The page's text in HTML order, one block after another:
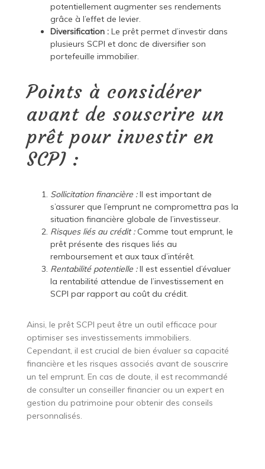
potentiellement augmenter ses rendements
grâce à l’effet de levier.
Diversification :Le prêt permet d’investir dans
plusieurs SCPI et donc de diversifier son
portefeuille immobilier.
Points à considérer
avant de souscrire un
prêt pour investir en
SCPI :
Sollicitation financière :Il est important de
s’assurer que l’emprunt ne compromettra pas la
situation financière globale de l’investisseur.
Risques liés au crédit :Comme tout emprunt, le
prêt présente des risques liés au
remboursement et aux taux d’intérêt.
Rentabilité potentielle :Il est essentiel d’évaluer
la rentabilité attendue de l’investissement en
SCPI par rapport au coût du crédit.
Ainsi, le prêt SCPI peut être un outil efficace pour
optimiser ses investissements immobiliers.
Cependant, il est crucial de bien évaluer sa capacité
financière et les risques associés avant de souscrire
un tel emprunt. En cas de doute, il est recommandé
de consulter un conseiller financier ou un expert en
gestion du patrimoine pour obtenir des conseils
personnalisés.